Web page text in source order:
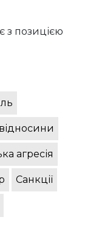
з позицією
агресія
Санкції